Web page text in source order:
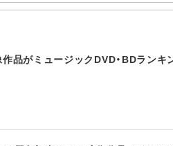
品がミュージックDVD・BDラン